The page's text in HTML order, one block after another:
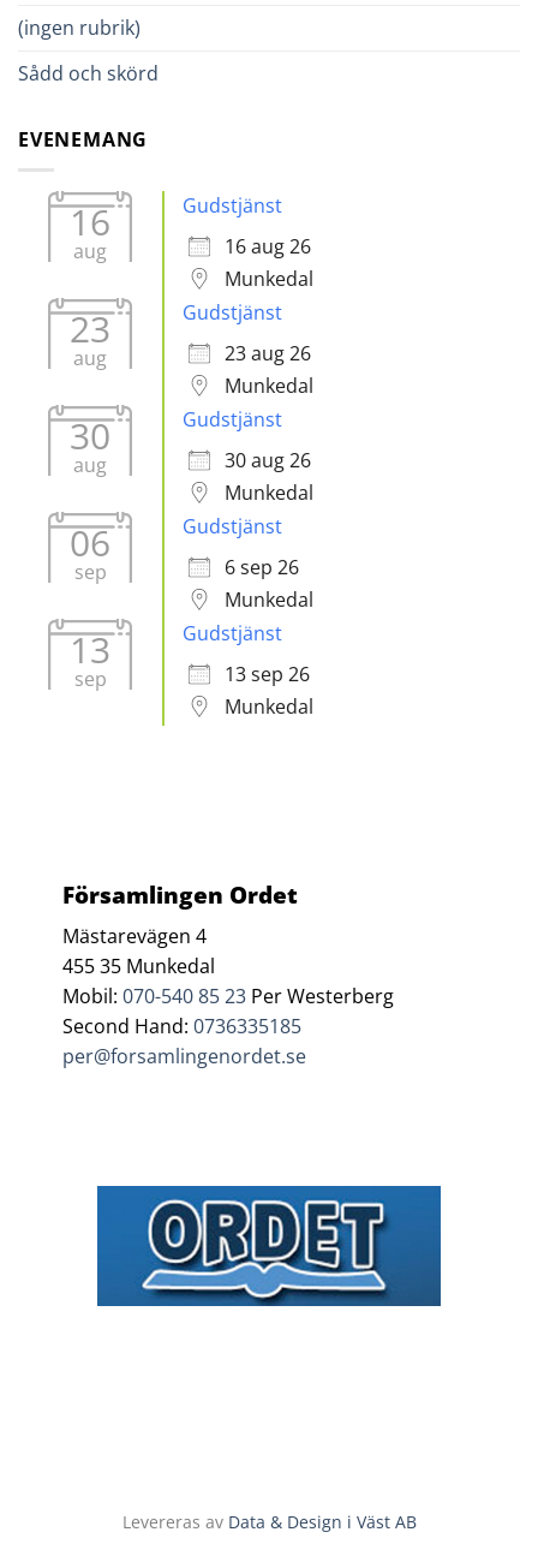
(ingen rubrik)
Sådd och skörd
EVENEMANG
16
aug
Gudstjänst
16 aug 26
Munkedal
23
aug
Gudstjänst
23 aug 26
Munkedal
30
aug
Gudstjänst
30 aug 26
Munkedal
06
sep
Gudstjänst
6 sep 26
Munkedal
13
sep
Gudstjänst
13 sep 26
Munkedal
Församlingen Ordet
Mästarevägen 4
455 35 Munkedal
Mobil:070-540 85 23 Per Westerberg
Second Hand:0736335185
per@forsamlingenordet.se
Levereras av Data & Design i Väst AB